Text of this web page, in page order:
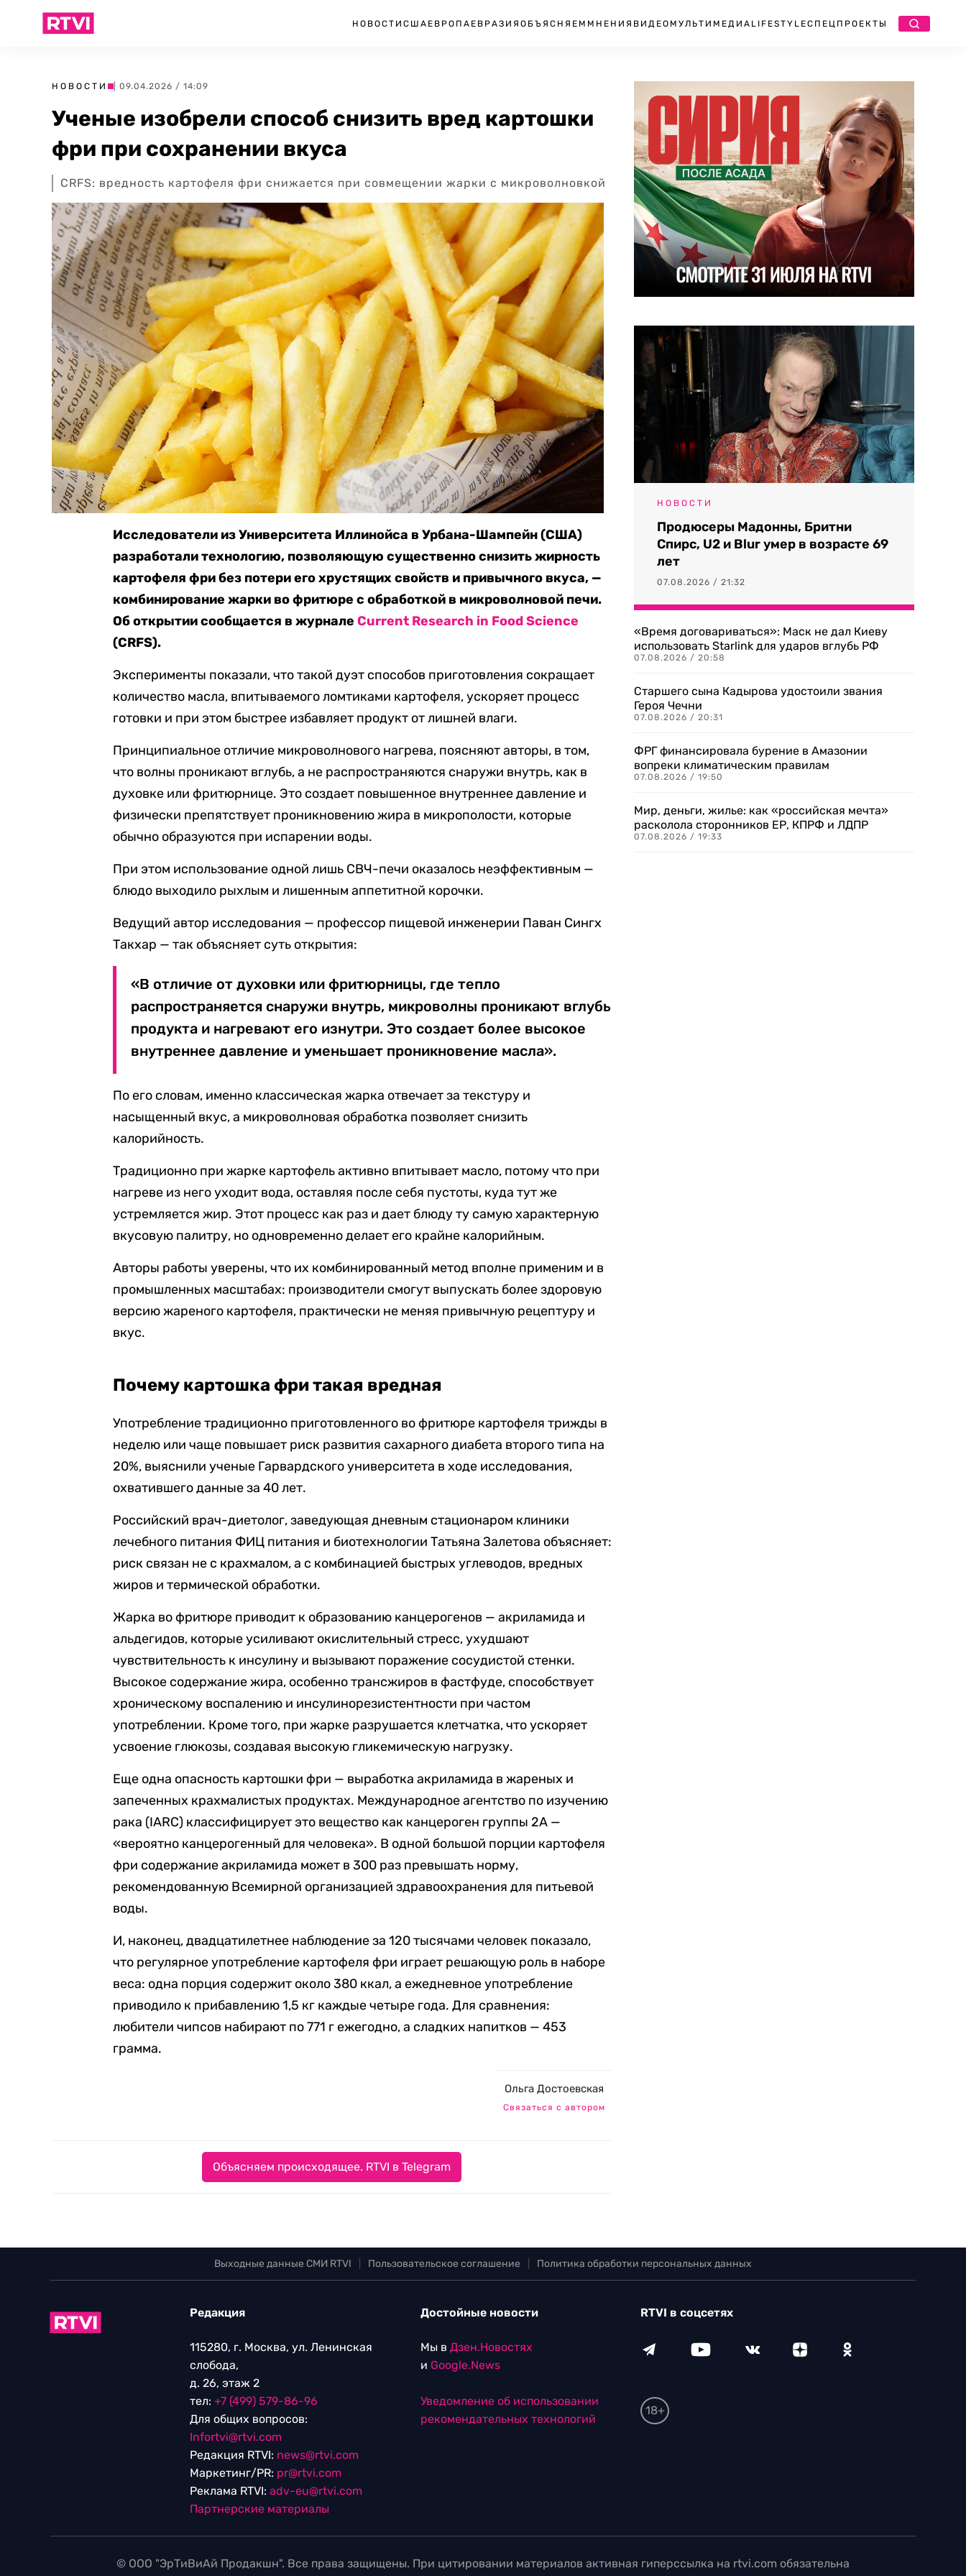
НОВОСТИ США ЕВРОПА ЕВРАЗИЯ ОБЪЯСНЯЕМ МНЕНИЯ ВИДЕО МУЛЬТИМЕДИА LIFESTYLEСПЕЦПРОЕКТЫ
НОВОСТИ | 09.04.2026 / 14:09
Ученые изобрели способ снизить вред картошки
фри при сохранении вкуса
CRFS: вредность картофеля фри снижается при совмещении жарки с микроволновкой
Исследователи из Университета Иллинойса в Урбана-Шампейн (США)
разработали технологию, позволяющую существенно снизить жирность
картофеля фри без потери его хрустящих свойств и привычного вкуса, —
комбинирование жарки во фритюре с обработкой в микроволновой печи.
Об открытии сообщается в журналеCurrent Research in Food Science
(CRFS).
Эксперименты показали, что такой дуэт способов приготовления сокращает
количество масла, впитываемого ломтиками картофеля, ускоряет процесс
готовки и при этом быстрее избавляет продукт от лишней влаги.
Принципиальное отличие микроволнового нагрева, поясняют авторы, в том,
что волны проникают вглубь, а не распространяются снаружи внутрь, как в
духовке или фритюрнице. Это создает повышенное внутреннее давление и
физически препятствует проникновению жира в микрополости, которые
обычно образуются при испарении воды.
При этом использование одной лишь СВЧ-печи оказалось неэффективным —
блюдо выходило рыхлым и лишенным аппетитной корочки.
Ведущий автор исследования — профессор пищевой инженерии Паван Сингх
Такхар — так объясняет суть открытия:
«В отличие от духовки или фритюрницы, где тепло
распространяется снаружи внутрь, микроволны проникают вглубь
продукта и нагревают его изнутри. Это создает более высокое
внутреннее давление и уменьшает проникновение масла».
По его словам, именно классическая жарка отвечает за текстуру и
насыщенный вкус, а микроволновая обработка позволяет снизить
калорийность.
Традиционно при жарке картофель активно впитывает масло, потому что при
нагреве из него уходит вода, оставляя после себя пустоты, куда тут же
устремляется жир. Этот процесс как раз и дает блюду ту самую характерную
вкусовую палитру, но одновременно делает его крайне калорийным.
Авторы работы уверены, что их комбинированный метод вполне применим и в
промышленных масштабах: производители смогут выпускать более здоровую
версию жареного картофеля, практически не меняя привычную рецептуру и
вкус.
Почему картошка фри такая вредная
Употребление традиционно приготовленного во фритюре картофеля трижды в
неделю или чаще повышает риск развития сахарного диабета второго типа на
20%, выяснили ученые Гарвардского университета в ходе исследования,
охватившего данные за 40 лет.
Российский врач-диетолог, заведующая дневным стационаром клиники
лечебного питания ФИЦ питания и биотехнологии Татьяна Залетова объясняет:
риск связан не с крахмалом, а с комбинацией быстрых углеводов, вредных
жиров и термической обработки.
Жарка во фритюре приводит к образованию канцерогенов — акриламида и
альдегидов, которые усиливают окислительный стресс, ухудшают
чувствительность к инсулину и вызывают поражение сосудистой стенки.
Высокое содержание жира, особенно трансжиров в фастфуде, способствует
хроническому воспалению и инсулинорезистентности при частом
употреблении. Кроме того, при жарке разрушается клетчатка, что ускоряет
усвоение глюкозы, создавая высокую гликемическую нагрузку.
Еще одна опасность картошки фри — выработка акриламида в жареных и
запеченных крахмалистых продуктах. Международное агентство по изучению
рака (IARC) классифицирует это вещество как канцероген группы 2А —
«вероятно канцерогенный для человека». В одной большой порции картофеля
фри содержание акриламида может в 300 раз превышать норму,
рекомендованную Всемирной организацией здравоохранения для питьевой
воды.
И, наконец, двадцатилетнее наблюдение за 120 тысячами человек показало,
что регулярное употребление картофеля фри играет решающую роль в наборе
веса: одна порция содержит около 380 ккал, а ежедневное употребление
приводило к прибавлению 1,5 кг каждые четыре года. Для сравнения:
любители чипсов набирают по 771 г ежегодно, а сладких напитков — 453
грамма.
Ольга Достоевская
Связаться с автором
Объясняем происходящее. RTVI в Telegram
НОВОСТИ
Продюсеры Мадонны, Бритни
Спирс, U2 и Blur умер в возрасте 69
лет
07.08.2026 / 21:32
«Время договариваться»: Маск не дал Киеву
использовать Starlink для ударов вглубь РФ
07.08.2026 / 20:58
Старшего сына Кадырова удостоили звания
Героя Чечни
07.08.2026 / 20:31
ФРГ финансировала бурение в Амазонии
вопреки климатическим правилам
07.08.2026 / 19:50
Мир, деньги, жилье: как «российская мечта»
расколола сторонников ЕР, КПРФ и ЛДПР
07.08.2026 / 19:33
Выходные данные СМИ RTVI Пользовательское соглашение Политика обработки персональных данных
Редакция
115280, г. Москва, ул. Ленинская
слобода,
д. 26, этаж 2
тел: +7 (499) 579-86-96
Для общих вопросов:
Infortvi@rtvi.com
Редакция RTVI: news@rtvi.com
Маркетинг/PR: pr@rtvi.com
Реклама RTVI: adv-eu@rtvi.com
Партнерские материалы
Достойные новости
Мы в Дзен.Новостях
и Google.News
Уведомление об использовании
рекомендательных технологий
RTVI в соцсетях
18+
© ООО "ЭрТиВиАй Продакшн". Все права защищены. При цитировании материалов активная гиперссылка на rtvi.com обязательна